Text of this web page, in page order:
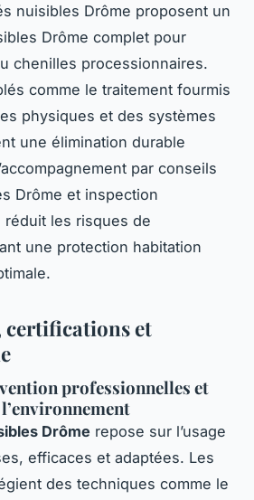
nuisibles Drôme proposent un
Drôme complet pour
chenilles processionnaires.
comme le traitement fourmis
physiques et des systèmes
une élimination durable
par conseils
Drôme et inspection
réduit les risques de
une protection habitation
certifications et
professionnelles et
Drôme repose sur l’usage
efficaces et adaptées. Les
des techniques comme le